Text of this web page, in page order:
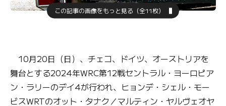
この記事の画像をもっと見る（全11枚）
10月20日（日）、チェコ、ドイツ、オーストリアを
舞台とする2024年WRC第12戦セントラル・ヨーロピア
ン・ラリーのデイ4が行われ、ヒョンデ・シェル・モー
ビスWRTのオット・タナク／マルティン・ヤルヴェオヤ